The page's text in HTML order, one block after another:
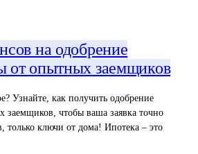
на одобрение
от опытных заемщиков
Узнайте, как получить одобрение
заемщиков, чтобы ваша заявка точно
только ключи от дома! Ипотека – это